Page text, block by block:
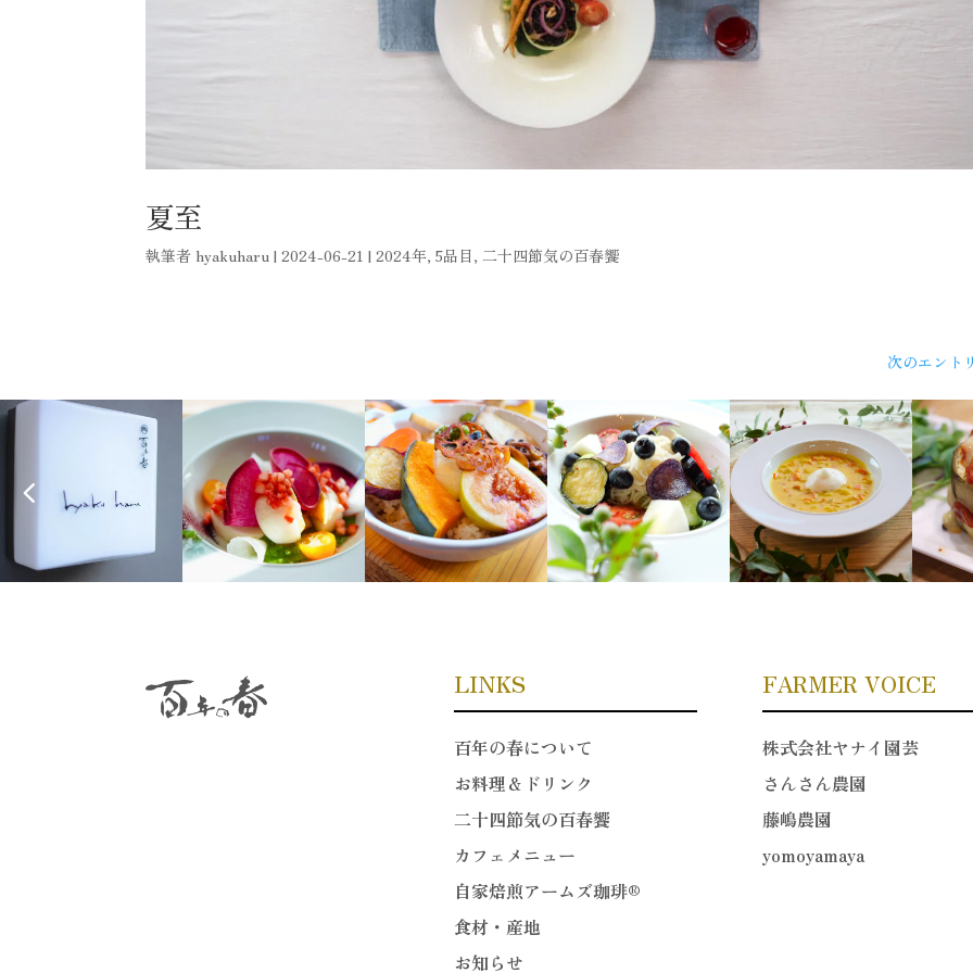
夏至
執筆者 hyakuharu |2024-06-21 |2024年,5品目,二十四節気の百春饗
次のエント
LINKS
百年の春について
お料理＆ドリンク
二十四節気の百春饗
カフェメニュー
自家焙煎アームズ珈琲®
食材・産地
お知らせ
FARMER VOICE
株式会社ヤナイ園芸
さんさん農園
藤嶋農園
yomoyamaya